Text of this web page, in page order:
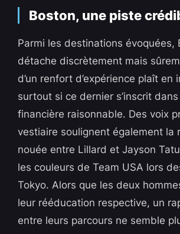
Boston, une piste
Parmi les destinations évoquées,
détache discrètement mais
d’un renfort d’expérience plaît en
surtout si ce dernier s’inscrit
financière raisonnable. Des voix
vestiaire soulignent également la
nouée entre Lillard et Jayson
les couleurs de Team USA lors
Tokyo. Alors que les deux
leur rééducation respective, un
entre leurs parcours ne semble